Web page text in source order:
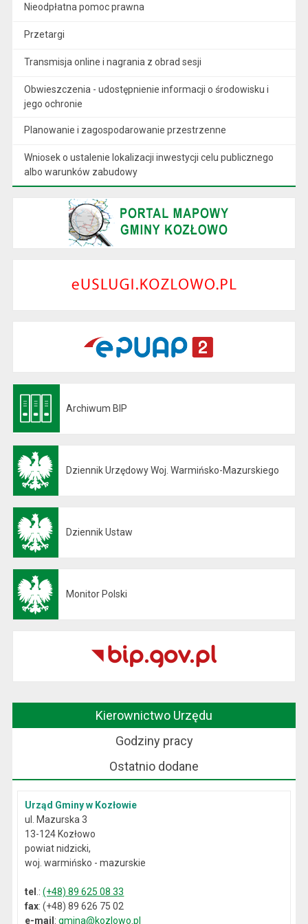
Nieodpłatna pomoc prawna
Przetargi
Transmisja online i nagrania z obrad sesji
Obwieszczenia - udostępnienie informacji o środowisku i
jego ochronie
Planowanie i zagospodarowanie przestrzenne
Wniosek o ustalenie lokalizacji inwestycji celu publicznego
albo warunków zabudowy
Archiwum BIP
Dziennik Urzędowy Woj. Warmińsko-Mazurskiego
Dziennik Ustaw
Monitor Polski
Kierownictwo Urzędu
Godziny pracy
Ostatnio dodane
Urząd Gminy w Kozłowie
ul. Mazurska 3
13-124 Kozłowo
powiat nidzicki,
woj. warmińsko - mazurskie
tel .:(+48) 89 625 08 33
fax: (+48) 89 626 75 02
e-mail:gmina@kozlowo.pl